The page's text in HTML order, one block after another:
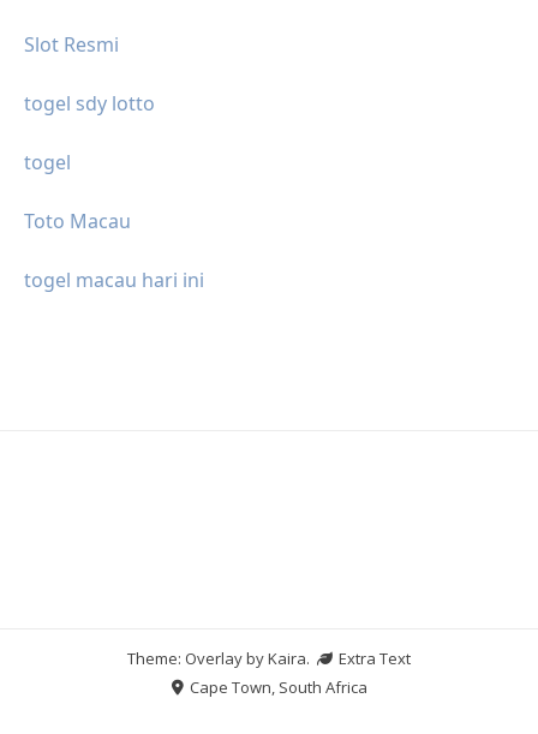
Slot Resmi
togel sdy lotto
togel
Toto Macau
togel macau hari ini
Theme: Overlay byKaira.
Extra Text
Cape Town, South Africa